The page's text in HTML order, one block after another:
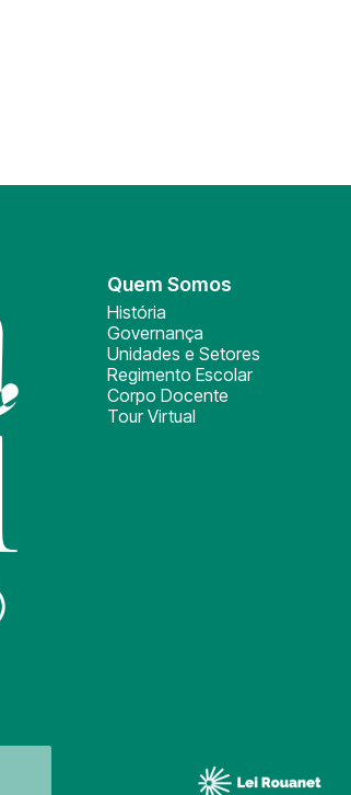
Quem Somos
História
Governança
Unidades e Setores
Regimento Escolar
Corpo Docente
Tour Virtual